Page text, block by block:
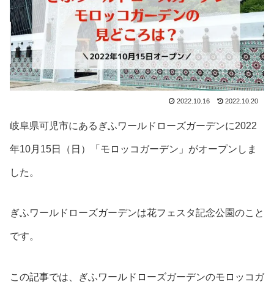
2022.10.16 2022.10.20
岐阜県可児市にあるぎふワールドローズガーデンに2022
年10月15日（日）「モロッコガーデン」がオープンしま
した。
ぎふワールドローズガーデンは花フェスタ記念公園のこと
です。
この記事では、ぎふワールドローズガーデンのモロッコガ